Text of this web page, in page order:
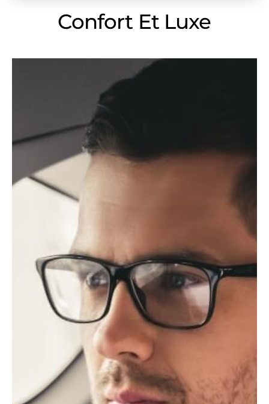
Confort Et Luxe